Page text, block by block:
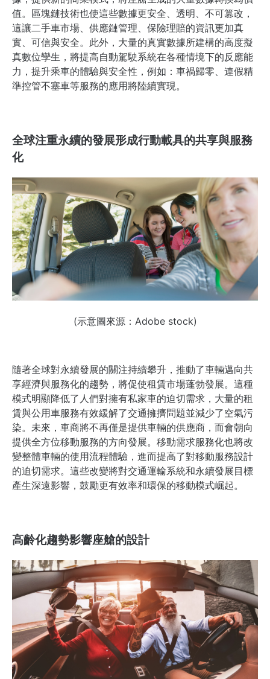
值。區塊鏈技術也使這些數據更安全、透明、不可篡改，
這讓二手車市場、供應鏈管理、保險理賠的資訊更加真
實、可信與安全。此外，大量的真實數據所建構的高度擬
真數位孿生，將提高自動駕駛系統在各種情境下的反應能
力，提升乘車的體驗與安全性，例如：車禍歸零、連假精
準控管不塞車等服務的應用將陸續實現。
全球注重永續的發展形成行動載具的共享與服務
化
(示意圖來源：Adobe stock)
隨著全球對永續發展的關注持續攀升，推動了車輛邁向共
享經濟與服務化的趨勢，將促使租賃市場蓬勃發展。這種
模式明顯降低了人們對擁有私家車的迫切需求，大量的租
賃與公用車服務有效緩解了交通擁擠問題並減少了空氣污
染。未來，車商將不再僅是提供車輛的供應商，而會朝向
提供全方位移動服務的方向發展。移動需求服務化也將改
變整體車輛的使用流程體驗，進而提高了對移動服務設計
的迫切需求。這些改變將對交通運輸系統和永續發展目標
產生深遠影響，鼓勵更有效率和環保的移動模式崛起。
高齡化趨勢影響座艙的設計